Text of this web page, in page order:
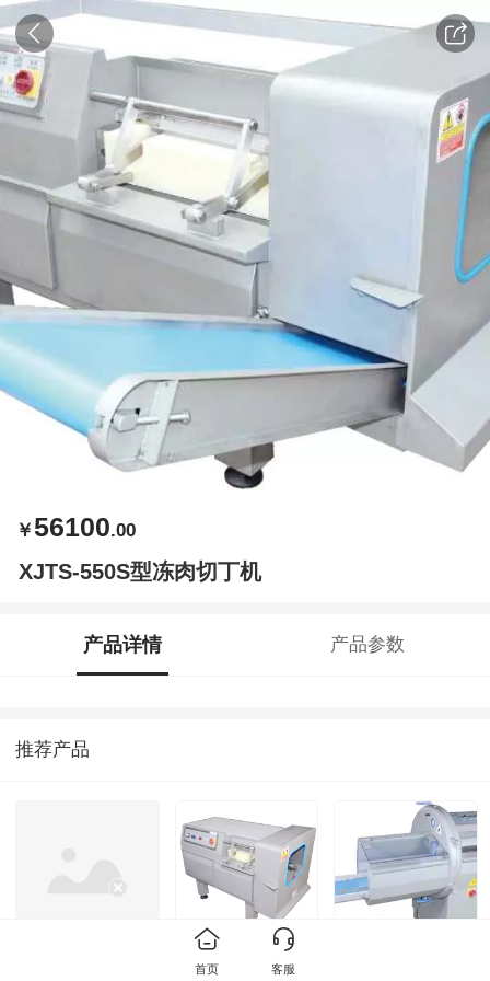
￥56100.00
XJTS-550S型冻肉切丁机
产品详情 产品参数
推荐产品
XD-350型冻肉切
首页 客服